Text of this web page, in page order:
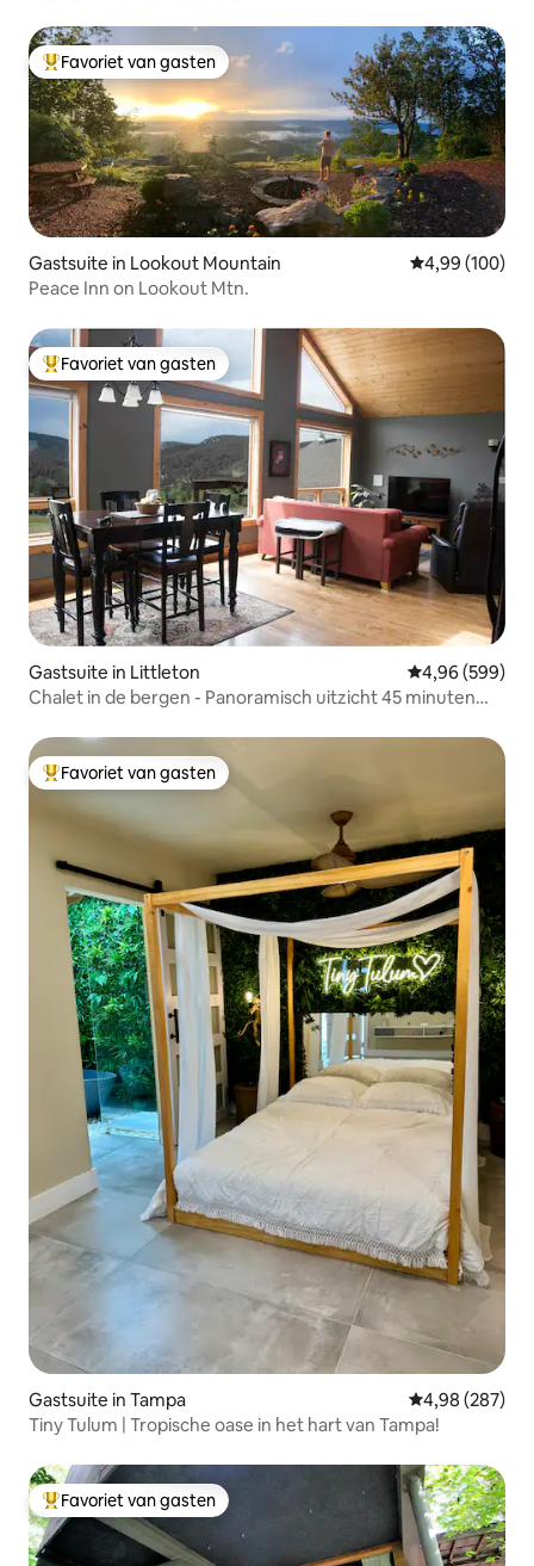
Topfavoriet van gasten
Favoriet van gasten
Gastsuite in Lookout Mountain Gemiddelde
4,99 (100)
Peace Inn on Lookout Mtn.
Topfavoriet van gasten
Favoriet van gasten
Gastsuite in Littleton Gemiddelde
4,96 (599)
Chalet in de bergen - Panoramisch uitzicht 45 minuten
Topfavoriet van gasten
Favoriet van gasten
Gastsuite in Tampa Gemiddelde
4,98 (287)
Tiny Tulum | Tropische oase in het hart van Tampa!
Topfavoriet van gasten
Favoriet van gasten